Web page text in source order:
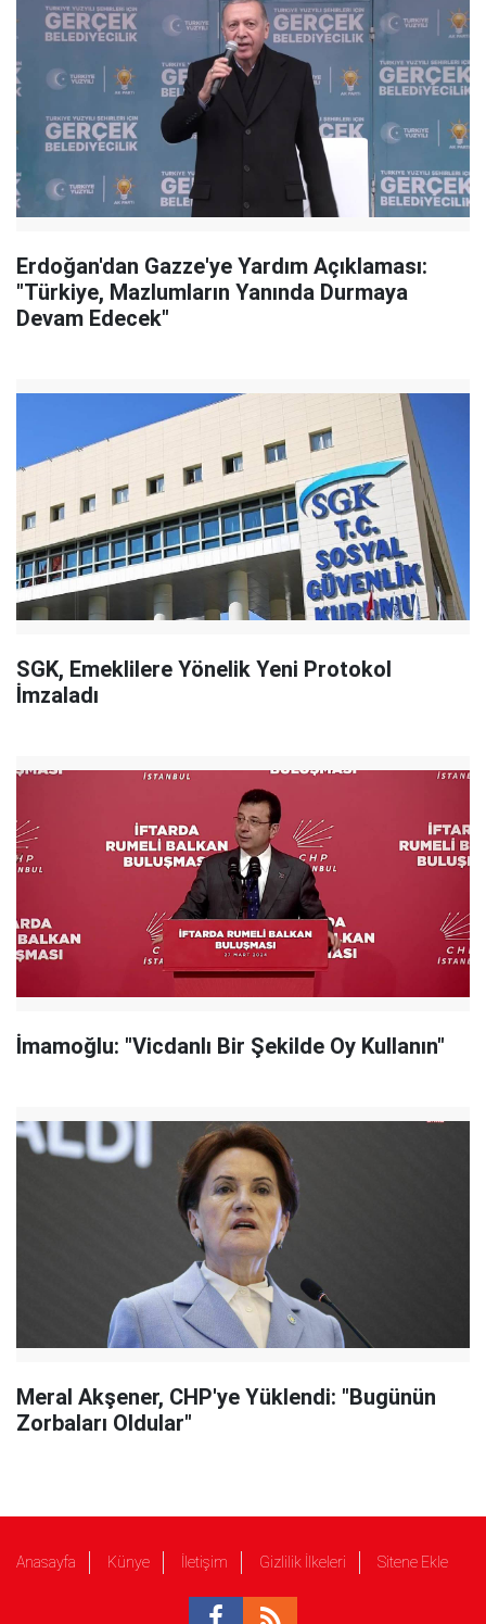
Erdoğan'dan Gazze'ye Yardım Açıklaması:
"Türkiye, Mazlumların Yanında Durmaya
Devam Edecek"
SGK, Emeklilere Yönelik Yeni Protokol
İmzaladı
İmamoğlu: "Vicdanlı Bir Şekilde Oy Kullanın"
Meral Akşener, CHP'ye Yüklendi: "Bugünün
Zorbaları Oldular"
Anasayfa Künye İletişim Gizlilik İlkeleri Sitene Ekle